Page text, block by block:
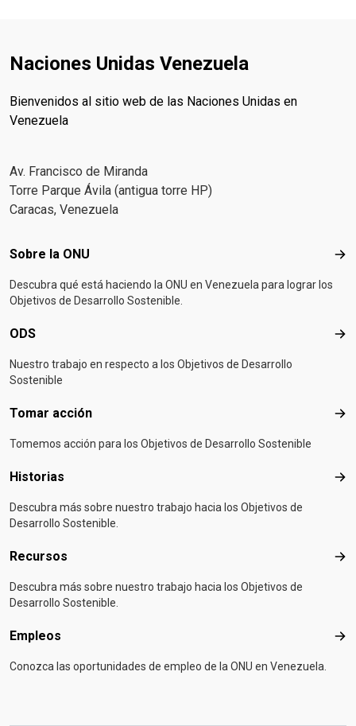
Naciones Unidas Venezuela
Bienvenidos al sitio web de las Naciones Unidas en
Venezuela
Av. Francisco de Miranda
Torre Parque Ávila (antigua torre HP)
Caracas, Venezuela
Footer menu
Sobre la ONU
Descubra qué está haciendo la ONU en Venezuela para lograr los
Objetivos de Desarrollo Sostenible.
ODS
Nuestro trabajo en respecto a los Objetivos de Desarrollo
Sostenible
Tomar acción
Tomemos acción para los Objetivos de Desarrollo Sostenible
Historias
Descubra más sobre nuestro trabajo hacia los Objetivos de
Desarrollo Sostenible.
Recursos
Descubra más sobre nuestro trabajo hacia los Objetivos de
Desarrollo Sostenible.
Empleos
Conozca las oportunidades de empleo de la ONU en Venezuela.